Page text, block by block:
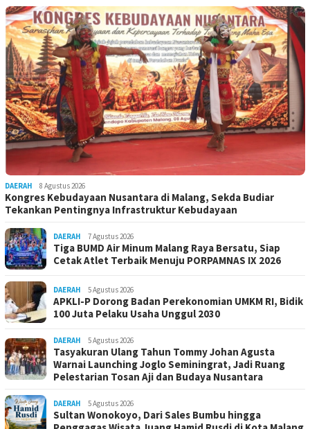
DAERAH 8 Agustus 2026
Kongres Kebudayaan Nusantara di Malang, Sekda Budiar
Tekankan Pentingnya Infrastruktur Kebudayaan
DAERAH 7 Agustus 2026
Tiga BUMD Air Minum Malang Raya Bersatu, Siap
Cetak Atlet Terbaik Menuju PORPAMNAS IX 2026
DAERAH 5 Agustus 2026
APKLI-P Dorong Badan Perekonomian UMKM RI, Bidik
100 Juta Pelaku Usaha Unggul 2030
DAERAH 5 Agustus 2026
Tasyakuran Ulang Tahun Tommy Johan Agusta
Warnai Launching Joglo Seminingrat, Jadi Ruang
Pelestarian Tosan Aji dan Budaya Nusantara
DAERAH 5 Agustus 2026
Sultan Wonokoyo, Dari Sales Bumbu hingga